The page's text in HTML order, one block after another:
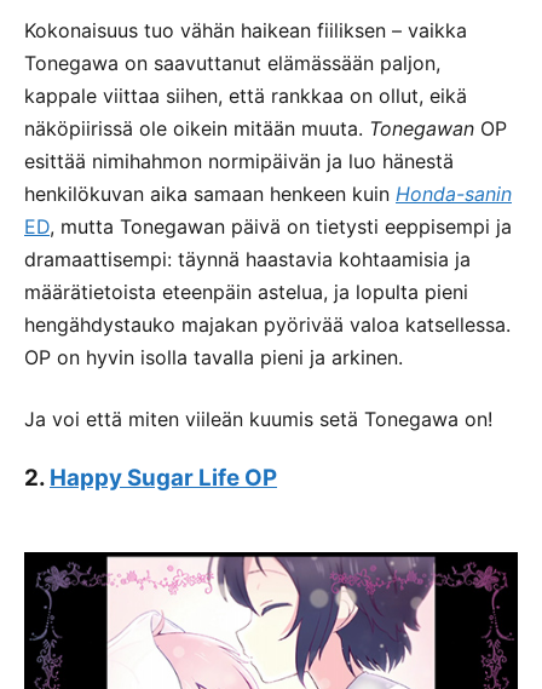
Kokonaisuus tuo vähän haikean fiiliksen – vaikka
Tonegawa on saavuttanut elämässään paljon,
kappale viittaa siihen, että rankkaa on ollut, eikä
näköpiirissä ole oikein mitään muuta. Tonegawan OP
esittää nimihahmon normipäivän ja luo hänestä
henkilökuvan aika samaan henkeen kuin Honda-sanin
ED, mutta Tonegawan päivä on tietysti eeppisempi ja
dramaattisempi: täynnä haastavia kohtaamisia ja
määrätietoista eteenpäin astelua, ja lopulta pieni
hengähdystauko majakan pyörivää valoa katsellessa.
OP on hyvin isolla tavalla pieni ja arkinen.
Ja voi että miten viileän kuumis setä Tonegawa on!
2. Happy Sugar Life OP